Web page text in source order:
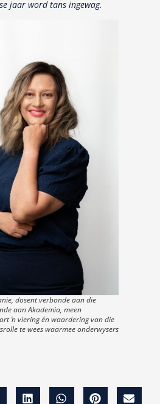
jaar word tans ingewag.
dosent verbonde aan die
aan Akademia, meen
ŉ viering én waardering van die
te wees waarmee onderwysers